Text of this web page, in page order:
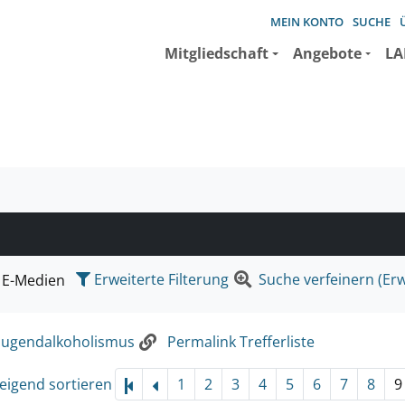
MEIN KONTO SUCHE
Mitgliedschaft Angebote
suchen wollen.
E-Medien Erweiterte Filterung Suche verfeinern
Permalink Trefferliste
sortieren 1 2 3 4 5 6 7 8 9